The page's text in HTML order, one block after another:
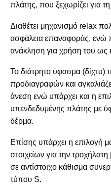
πλάτης, που ξεχωρίζει για
Διαθέτει μηχανισμό relax
ασφάλεια επαναφοράς, ενώ
ανάκληση για χρήση του ως
Το διάτρητο ύφασμα (δίχτυ)
προδιαγραφών και
άνεση ενώ υπάρχει και η
υπενδεδυμένης πλάτης με
δέρμα.
Επίσης υπάρχει η επιλογή
στοιχείων για την
σε αντίστοιχο κάθισμα
τύπου S.